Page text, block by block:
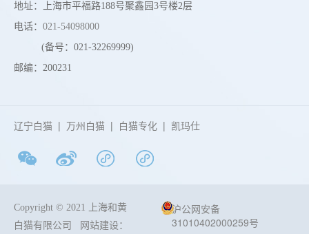
地址：上海市平福路188号聚鑫园3号楼2层
电话： 021-54098000
(备号：021-32269999)
邮编：200231
辽宁白猫 | 万州白猫 | 白猫专化 | 凯玛仕
Copyright © 2021 上海和黄
白猫有限公司
网站建设：
沪公网安备
31010402000259号